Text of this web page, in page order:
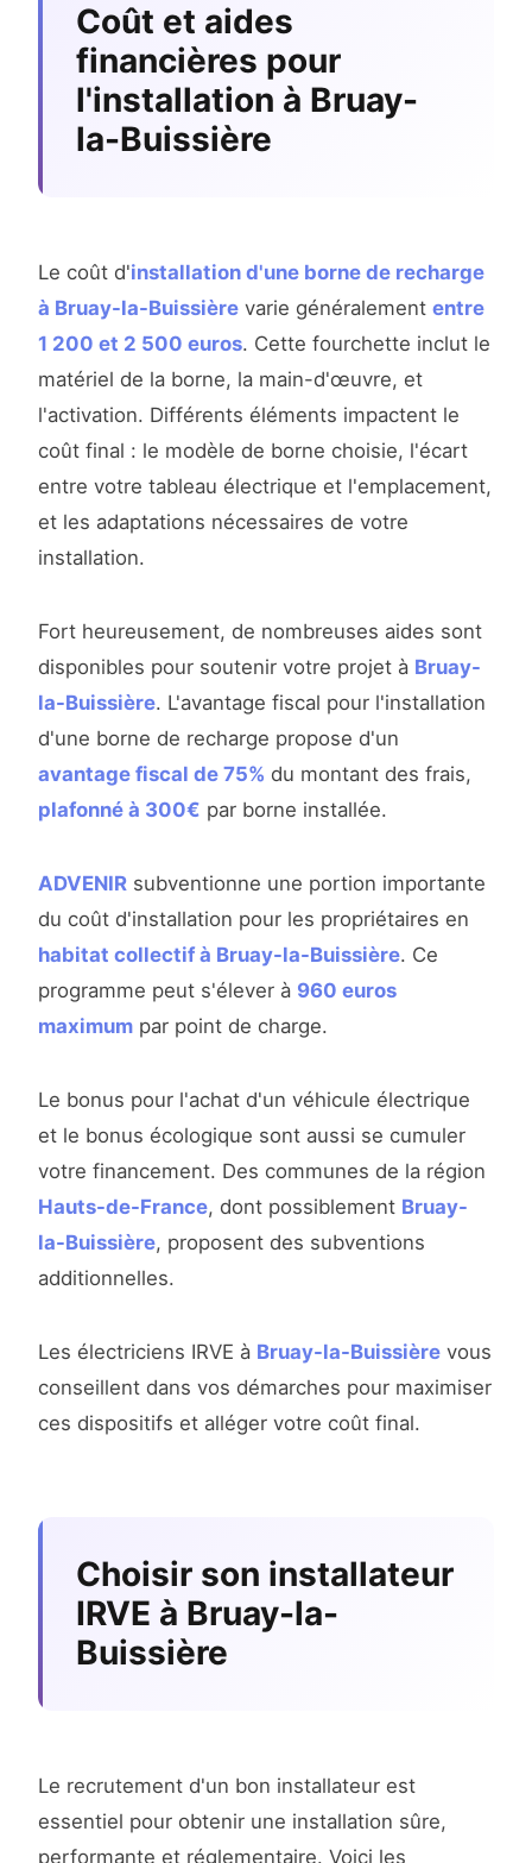
Coût et aides
financières pour
l'installation à Bruay-
la-Buissière
Le coût d'installation d'une borne de recharge
à Bruay-la-Buissière varie généralement entre
1 200 et 2 500 euros. Cette fourchette inclut le
matériel de la borne, la main-d'œuvre, et
l'activation. Différents éléments impactent le
coût final : le modèle de borne choisie, l'écart
entre votre tableau électrique et l'emplacement,
et les adaptations nécessaires de votre
installation.
Fort heureusement, de nombreuses aides sont
disponibles pour soutenir votre projet à Bruay-
la-Buissière. L'avantage fiscal pour l'installation
d'une borne de recharge propose d'un
avantage fiscal de 75% du montant des frais,
plafonné à 300€ par borne installée.
ADVENIR subventionne une portion importante
du coût d'installation pour les propriétaires en
habitat collectif à Bruay-la-Buissière. Ce
programme peut s'élever à 960 euros
maximum par point de charge.
Le bonus pour l'achat d'un véhicule électrique
et le bonus écologique sont aussi se cumuler
votre financement. Des communes de la région
Hauts-de-France, dont possiblement Bruay-
la-Buissière, proposent des subventions
additionnelles.
Les électriciens IRVE à Bruay-la-Buissière vous
conseillent dans vos démarches pour maximiser
ces dispositifs et alléger votre coût final.
Choisir son installateur
IRVE à Bruay-la-
Buissière
Le recrutement d'un bon installateur est
essentiel pour obtenir une installation sûre,
performante et réglementaire. Voici les